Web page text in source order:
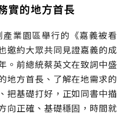
實的地方首長
業園區舉行的《嘉義被看
邀約大眾共同見證嘉義的成
。前總統蔡英文在致詞中盛
地方首長、了解在地需求的
把基礎打好，正如同書中描
向正確、基礎穩固，時間就